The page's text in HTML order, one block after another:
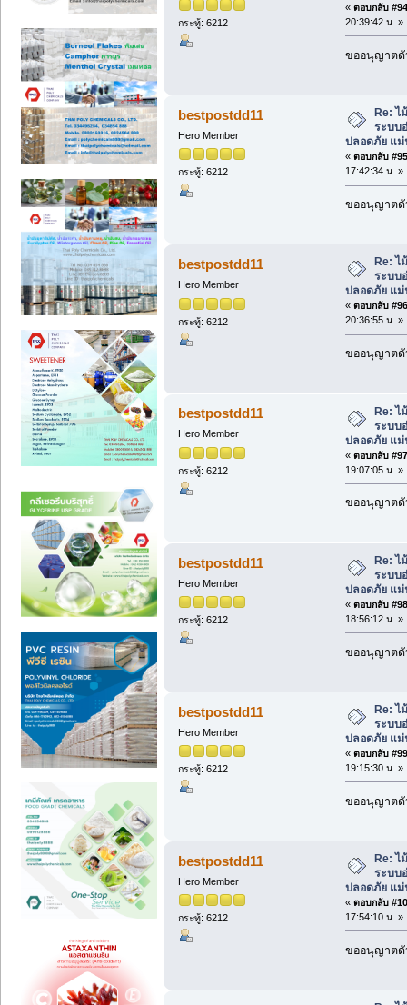
กระทู้: 6212
« ตอบกลับ
20:39:42 น. »
ขออนุญาตดั
bestpostdd11
Hero Member
กระทู้: 6212
Re: ไ
ระบบ
ปลอดภัย แม่
« ตอบกลับ
17:42:34 น. »
ขออนุญาตดั
bestpostdd11
Hero Member
กระทู้: 6212
Re: ไ
ระบบ
ปลอดภัย แม่
« ตอบกลับ
20:36:55 น. »
ขออนุญาตดั
bestpostdd11
Hero Member
กระทู้: 6212
Re: ไ
ระบบ
ปลอดภัย แม่
« ตอบกลับ
19:07:05 น. »
ขออนุญาตดั
bestpostdd11
Hero Member
กระทู้: 6212
Re: ไ
ระบบ
ปลอดภัย แม่
« ตอบกลับ
18:56:12 น. »
ขออนุญาตดั
bestpostdd11
Hero Member
กระทู้: 6212
Re: ไ
ระบบ
ปลอดภัย แม่
« ตอบกลับ
19:15:30 น. »
ขออนุญาตดั
bestpostdd11
Hero Member
กระทู้: 6212
Re: ไ
ระบบ
ปลอดภัย แม่
« ตอบกลับ
17:54:10 น. »
ขออนุญาตดั